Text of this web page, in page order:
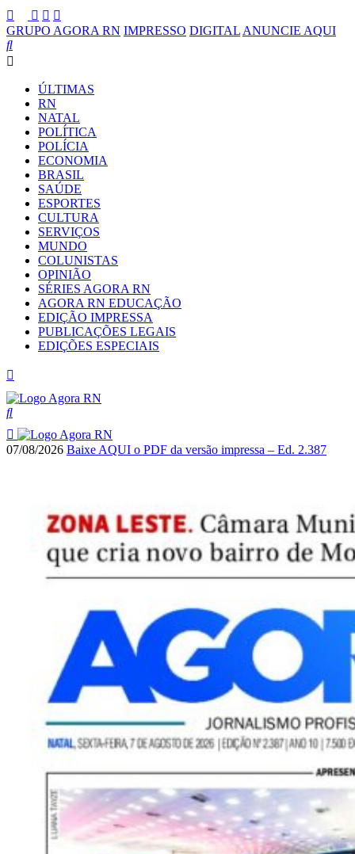
GRUPO AGORA RN IMPRESSO DIGITAL ANUNCIE AQUI
ÚLTIMAS
RN
NATAL
POLÍTICA
POLÍCIA
ECONOMIA
BRASIL
SAÚDE
ESPORTES
CULTURA
SERVIÇOS
MUNDO
COLUNISTAS
OPINIÃO
SÉRIES AGORA RN
AGORA RN EDUCAÇÃO
EDIÇÃO IMPRESSA
PUBLICAÇÕES LEGAIS
EDIÇÕES ESPECIAIS
07/08/2026 Baixe AQUI o PDF da versão impressa – Ed. 2.387